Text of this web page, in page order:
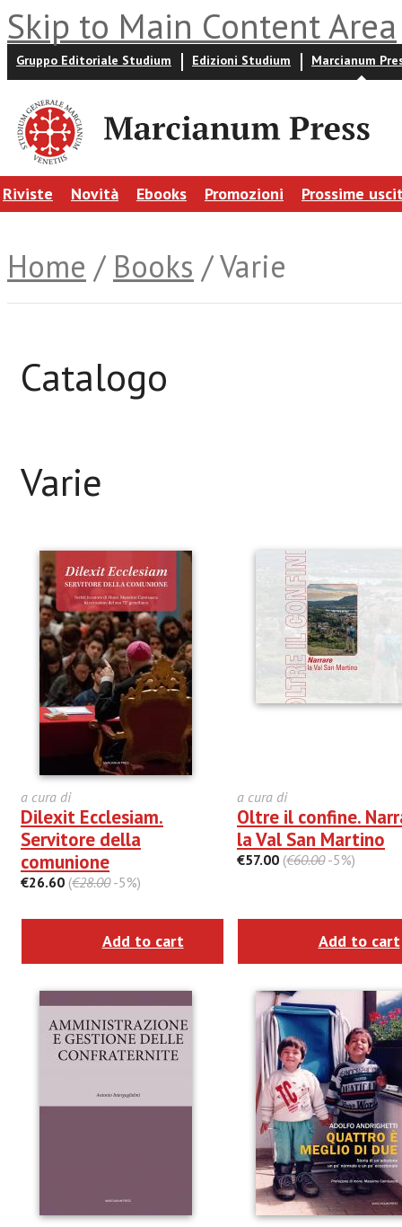
Skip to Main Content Area
Gruppo Editoriale Studium Edizioni Studium Marcianum
Riviste Novità Ebooks Promozioni Prossime
Home / Books / Varie
Catalogo
Varie
a cura di
Dilexit Ecclesiam.
Servitore della
comunione
€26.60 (€28.00-5%)
Add to cart
a cura di
Oltre il confine.
la Val San Martino
€57.00 (€60.00-5%)
Add to cart